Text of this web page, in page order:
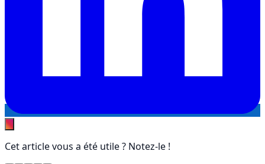
Cet article vous a été utile ? Notez-le !